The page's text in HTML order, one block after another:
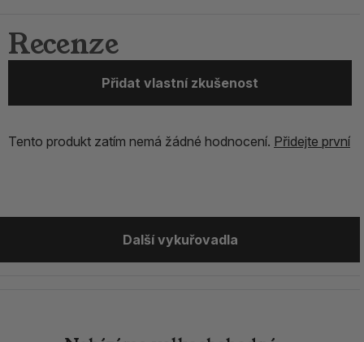
Recenze
Přidat vlastní zkušenost
Tento produkt zatím nemá žádné hodnocení. Přidejte první
Další vykuřovadla